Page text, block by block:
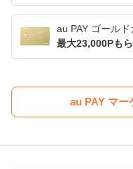
au PAY ゴール
最大23,000Pも
au PAY マー